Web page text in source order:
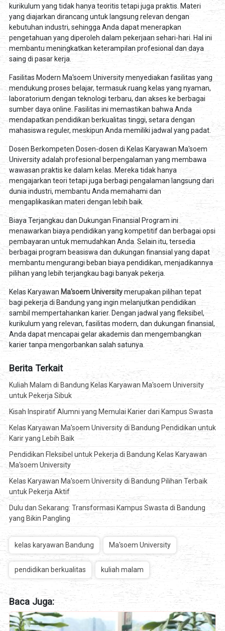
kurikulum yang tidak hanya teoritis tetapi juga praktis. Materi
yang diajarkan dirancang untuk langsung relevan dengan
kebutuhan industri, sehingga Anda dapat menerapkan
pengetahuan yang diperoleh dalam pekerjaan sehari-hari. Hal ini
membantu meningkatkan keterampilan profesional dan daya
saing di pasar kerja.
Fasilitas Modern Ma'soem University menyediakan fasilitas yang
mendukung proses belajar, termasuk ruang kelas yang nyaman,
laboratorium dengan teknologi terbaru, dan akses ke berbagai
sumber daya online. Fasilitas ini memastikan bahwa Anda
mendapatkan pendidikan berkualitas tinggi, setara dengan
mahasiswa reguler, meskipun Anda memiliki jadwal yang padat.
Dosen Berkompeten Dosen-dosen di Kelas Karyawan Ma'soem
University adalah profesional berpengalaman yang membawa
wawasan praktis ke dalam kelas. Mereka tidak hanya
mengajarkan teori tetapi juga berbagi pengalaman langsung dari
dunia industri, membantu Anda memahami dan
mengaplikasikan materi dengan lebih baik.
Biaya Terjangkau dan Dukungan Finansial Program ini
menawarkan biaya pendidikan yang kompetitif dan berbagai opsi
pembayaran untuk memudahkan Anda. Selain itu, tersedia
berbagai program beasiswa dan dukungan finansial yang dapat
membantu mengurangi beban biaya pendidikan, menjadikannya
pilihan yang lebih terjangkau bagi banyak pekerja.
Kelas Karyawan Ma'soem Universitymerupakan pilihan tepat
bagi pekerja di Bandung yang ingin melanjutkan pendidikan
sambil mempertahankan karier. Dengan jadwal yang fleksibel,
kurikulum yang relevan, fasilitas modern, dan dukungan finansial,
Anda dapat mencapai gelar akademis dan mengembangkan
karier tanpa mengorbankan salah satunya.
Berita Terkait
Kuliah Malam di Bandung Kelas Karyawan Ma'soem University
untuk Pekerja Sibuk
Kisah Inspiratif Alumni yang Memulai Karier dari Kampus Swasta
Kelas Karyawan Ma'soem University di Bandung Pendidikan untuk
Karir yang Lebih Baik
Pendidikan Fleksibel untuk Pekerja di Bandung Kelas Karyawan
Ma'soem University
Kelas Karyawan Ma'soem University di Bandung Pilihan Terbaik
untuk Pekerja Aktif
Dulu dan Sekarang: Transformasi Kampus Swasta di Bandung
yang Bikin Pangling
kelas karyawan Bandung Ma'soem University
pendidikan berkualitas kuliah malam
Baca Juga: